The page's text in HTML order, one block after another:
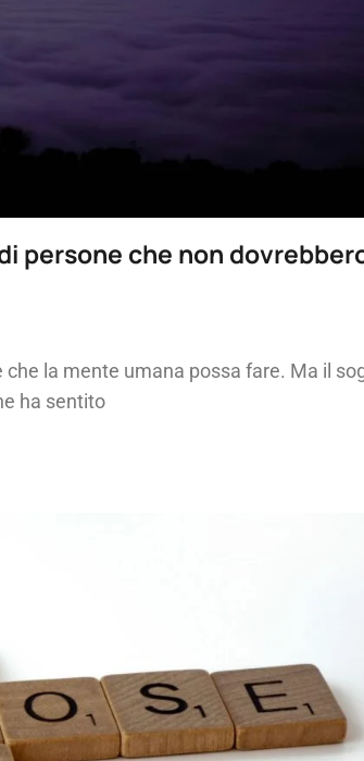
persone che non
la mente umana possa fare. Ma il
ha sentito